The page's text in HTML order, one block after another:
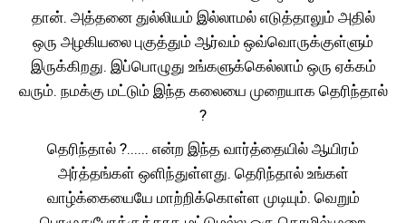
தான். அத்தனை துல்லியம் இல்லாமல் எடுத்தாலும் அதில்
ஒரு அழகியலை புகுத்தும் ஆர்வம் ஒவ்வொருக்குள்ளும்
இருக்கிறது. இப்பொழுது உங்களுக்கெல்லாம் ஒரு ஏக்கம்
வரும். நமக்கு மட்டும் இந்த கலையை முறையாக தெரிந்தால்
?
தெரிந்தால் ?...... என்ற இந்த வார்த்தையில் ஆயிரம்
அர்த்தங்கள் ஒளிந்துள்ளது. தெரிந்தால் உங்கள்
வாழ்க்கையையே மாற்றிக்கொள்ள முடியும். வெறும்